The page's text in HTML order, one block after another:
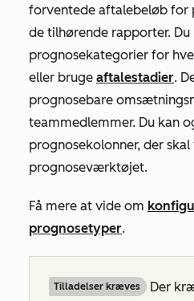
forventede aftalebeløb
de tilhørende rapporter.
prognosekategorier for
eller bruge aftalestadier.
prognosebare
teammedlemmer. Du kan
prognosekolonner, der skal
prognoseværktøjet.
Få mere at vide om
prognosetyper.
Tilladelser kræves
Der